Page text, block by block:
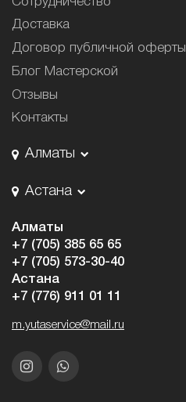
Доставка
Договор публичной оферты
Блог Мастерской
Отзывы
Контакты
Алматы
Астана
Алматы
+7 (705) 385 65 65
+7 (705) 573-30-40
Астана
+7 (776) 911 01 11
m.yutaservice@mail.ru